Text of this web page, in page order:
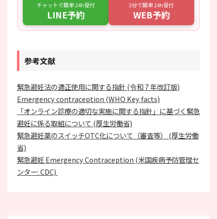
チャットで簡単 24h受付
LINE予約
3分で簡単 24h受付
WEB予約
参考文献
緊急避妊法の適正使⽤に関する指針 (令和 7 年改訂版)
Emergency contraception (WHO Key facts)
「オンライン診療の適切な実施に関する指針」に基づく緊急
避妊に係る取組について (厚生労働省)
緊急避妊薬のスイッチOTC化について（審査等） (厚生労働
省)
緊急避妊 Emergency Contraception (米国疾病予防管理セ
ンター: CDC)